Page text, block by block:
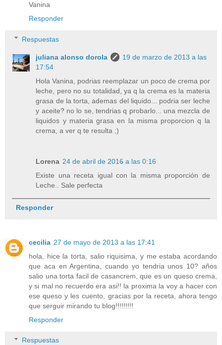
Vanina
Responder
Respuestas
juliana alonso dorola
19 de marzo de 2013 a las
17:54
Hola Vanina, podrias reemplazar un poco de crema por
leche, pero no su totalidad, ya q la crema es la materia
grasa de la torta, ademas del liquido... podria ser leche
y aceite? no lo se, tendrias q probarlo... una mezcla de
liquidos y materia grasa en la misma proporcion q la
crema, a ver q te resulta ;)
Lorena 24 de abril de 2016 a las 0:16
Existe una receta igual con la misma proporción de
Leche.. Sale perfecta
Responder
cecilia 27 de mayo de 2013 a las 17:41
hola, hice la torta, salio riquisima, y me estaba acordando
que aca en Argentina, cuando yo tendria unos 10? años
salio una torta facil de casancrem, que es un queso crema,
y si mal no recuerdo era asi!! la proxima la voy a hacer con
ese queso y les cuento, gracias por la receta, ahora tengo
que serguir mirando tu blog!!!!!!!!!
Responder
Respuestas